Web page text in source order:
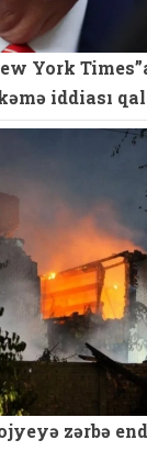
York
iddiası
zərbə